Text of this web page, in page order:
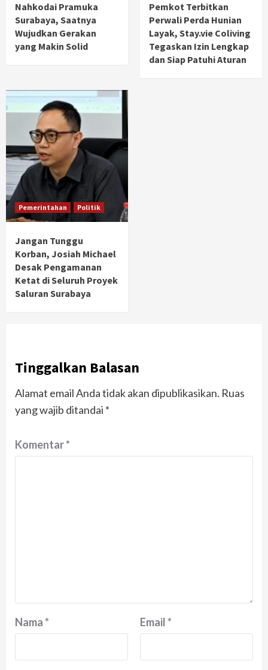
Nahkodai Pramuka
Surabaya, Saatnya
Wujudkan Gerakan
yang Makin Solid
Pemkot Terbitkan
Perwali Perda Hunian
Layak, Stay.vie Coliving
Tegaskan Izin Lengkap
dan Siap Patuhi Aturan
Pemerintahan Politik
Jangan Tunggu
Korban, Josiah Michael
Desak Pengamanan
Ketat di Seluruh Proyek
Saluran Surabaya
Tinggalkan Balasan
Alamat email Anda tidak akan dipublikasikan. Ruas
yang wajib ditandai *
Komentar*
Nama* Email*